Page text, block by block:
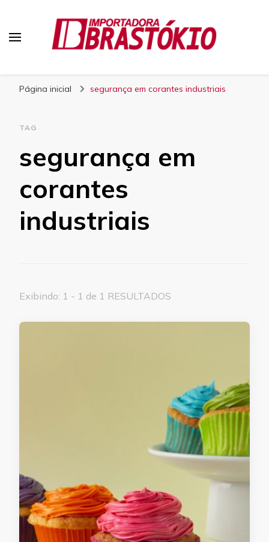
Página inicial segurança em corantes industriais
TAG
segurança em
corantes
industriais
Exibindo: 1 - 1 de 1 RESULTADOS